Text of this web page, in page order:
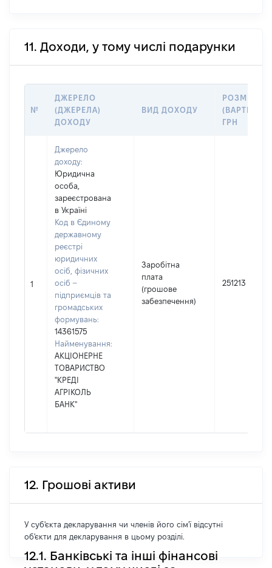
11. Доходи, у тому числі подарунки
№
ДЖЕРЕЛО
(ДЖЕРЕЛА)
ДОХОДУ
ВИД ДОХОДУ
РОЗМІР
(ВАРТІСТЬ),
ГРН
1
Джерело
доходу:
Юридична
особа,
зареєстрована
в Україні
Код в Єдиному
державному
реєстрі
юридичних
осіб, фізичних
осіб –
підприємців та
громадських
формувань:
14361575
Найменування:
АКЦІОНЕРНЕ
ТОВАРИСТВО
"КРЕДІ
АГРІКОЛЬ
БАНК"
Заробітна
плата
(грошове
забезпечення)
251213
12. Грошові активи
У суб'єкта декларування чи членів його сім'ї відсутні
об'єкти для декларування в цьому розділі.
12.1. Банківські та інші фінансові